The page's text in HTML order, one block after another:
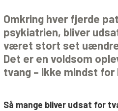
Omkring hver fjerde
psykiatrien, bliver
været stort set
Det er en voldsom
tvang – ikke mindst for
Så mange bliver udsat for